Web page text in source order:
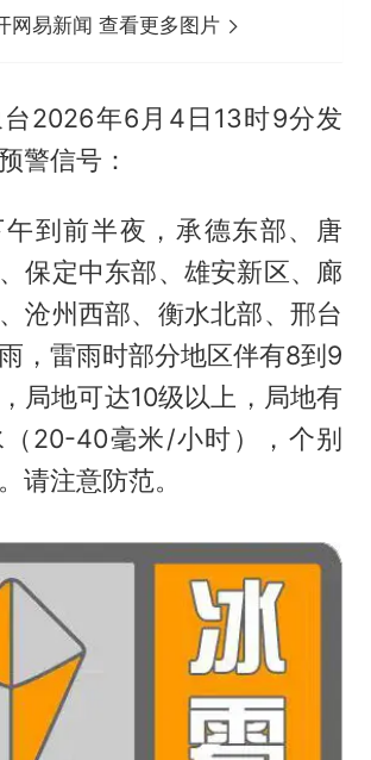
网易新闻 查看更多图片
2026年6月4日13时9分发
警信号：
到前半夜，承德东部、唐
保定中东部、雄安新区、廊
沧州西部、衡水北部、邢台
，雷雨时部分地区伴有8到9
局地可达10级以上，局地有
（20-40毫米/小时），个别
请注意防范。